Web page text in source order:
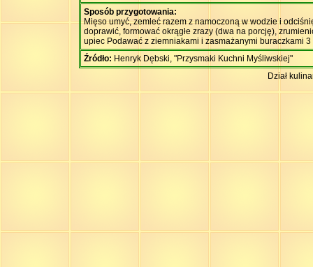
Sposób przygotowania:
Mięso umyć, zemleć razem z namoczoną w wodzie i
doprawić, formować okrągłe zrazy (dwa na porcję),
upiec Podawać z ziemniakami i zasmażanymi buraczkami 3
Źródło: Henryk Dębski, "Przysmaki Kuchni Myśliwskiej"
Dział